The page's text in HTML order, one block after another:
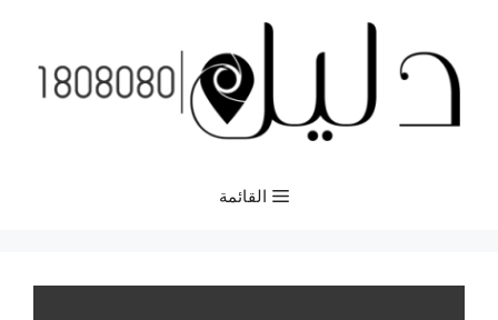
المحتوى
القائمة